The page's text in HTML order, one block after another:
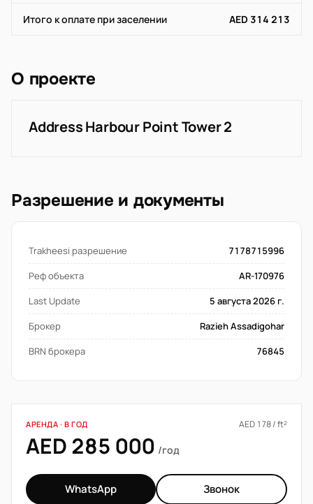
Итого к оплате при заселении AED 314 213
О проекте
Address Harbour Point Tower 2
Разрешение и документы
Trakheesi разрешение
7178715996
Реф объекта
AR-170976
Last Update
5 августа 2026 г.
Брокер
Razieh Assadigohar
BRN брокера
76845
АРЕНДА · В ГОД AED 178 / ft²
AED 285 000 /год
WhatsApp Звонок